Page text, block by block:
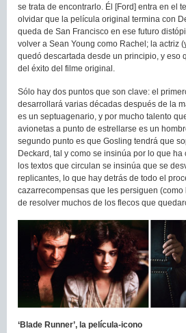
se trata de encontrarlo. Él [Ford] entra en el
olvidar que la película original termina con
queda de San Francisco en ese futuro
volver a Sean Young como Rachel; la actriz
quedó descartada desde un principio, y eso
del éxito del filme original.
Sólo hay dos puntos que son clave: el
desarrollará varias décadas después de la
es un septuagenario, y por mucho talento
avionetas a punto de estrellarse es un
segundo punto es que Gosling tendrá que
Deckard, tal y como se insinúa por lo que ha
los textos que circulan se insinúa que se
replicantes, lo que hay detrás de todo el
cazarrecompensas que les persiguen (como
de resolver muchos de los flecos que
‘Blade Runner’, la película-icono